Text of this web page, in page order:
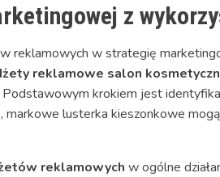
z
reklamowych w strategię
reklamowe salon
Podstawowym krokiem jest
markowe lusterka kieszonkowe
reklamowych w ogólne